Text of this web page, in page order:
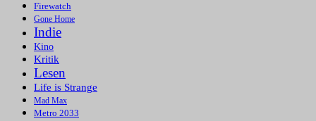
Firewatch
Gone Home
Indie
Kino
Kritik
Lesen
Life is Strange
Mad Max
Metro 2033